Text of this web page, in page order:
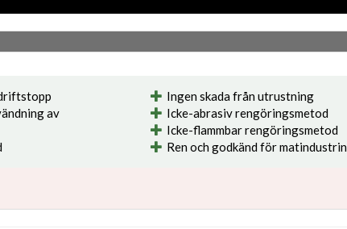
Ingen skada från utrustning
av
Icke-abrasiv rengöringsmetod
Icke-flammbar rengöringsmetod
Ren och godkänd för matindustrin